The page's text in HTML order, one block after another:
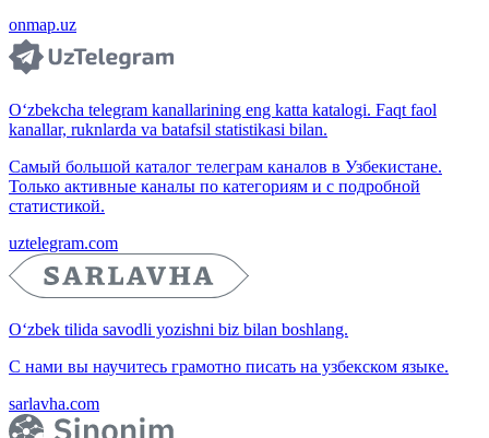
onmap.uz
O‘zbekcha telegram kanallarining eng katta katalogi. Faqt faol
kanallar, ruknlarda va batafsil statistikasi bilan.
Самый большой каталог телеграм каналов в Узбекистане.
Только активные каналы по категориям и с подробной
статистикой.
uztelegram.com
O‘zbek tilida savodli yozishni biz bilan boshlang.
С нами вы научитесь грамотно писать на узбекском языке.
sarlavha.com